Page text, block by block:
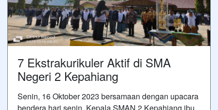
7 Ekstrakurikuler Aktif di SMA
Negeri 2 Kepahiang
Senin, 16 Oktober 2023 bersamaan dengan upacara
bendera hari senin, Kepala SMAN 2 Kepahiang ibu